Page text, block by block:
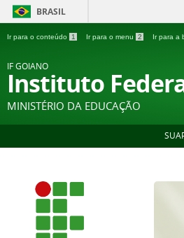
BRASIL
Ir para o conteúdo 1 Ir para o menu 2 Ir para a
IF GOIANO
Instituto
MINISTÉRIO DA EDUCAÇÃO